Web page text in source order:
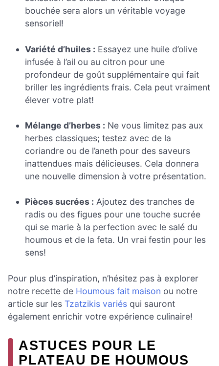
bouchée sera alors un véritable voyage
sensoriel!
Variété d’huiles : Essayez une huile d’olive
infusée à l’ail ou au citron pour une
profondeur de goût supplémentaire qui fait
briller les ingrédients frais. Cela peut vraiment
élever votre plat!
Mélange d’herbes : Ne vous limitez pas aux
herbes classiques; testez avec de la
coriandre ou de l’aneth pour des saveurs
inattendues mais délicieuses. Cela donnera
une nouvelle dimension à votre présentation.
Pièces sucrées : Ajoutez des tranches de
radis ou des figues pour une touche sucrée
qui se marie à la perfection avec le salé du
houmous et de la feta. Un vrai festin pour les
sens!
Pour plus d’inspiration, n’hésitez pas à explorer
notre recette de Houmous fait maison ou notre
article sur les Tzatzikis variés qui sauront
également enrichir votre expérience culinaire!
ASTUCES POUR LE
PLATEAU DE HOUMOUS